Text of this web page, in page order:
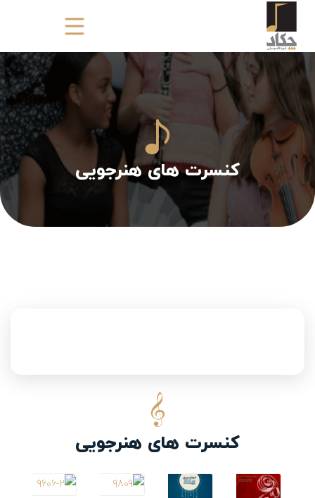
کنسرت های هنرجویی
کنسرت های هنرجویی